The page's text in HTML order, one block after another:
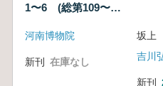
1〜6 (総第109〜
河南博物院
新刊 在庫なし
坂上
吉川
新刊